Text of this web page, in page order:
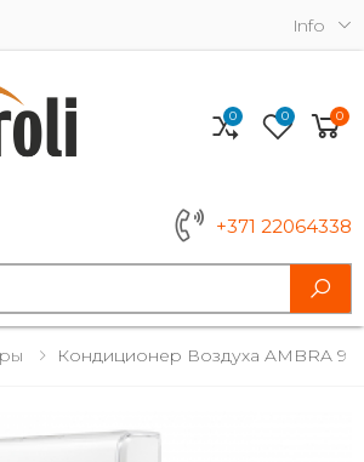
Info
menu
+371 22064338
0 0 0
Кондиционер Воздуха AMBRA 9